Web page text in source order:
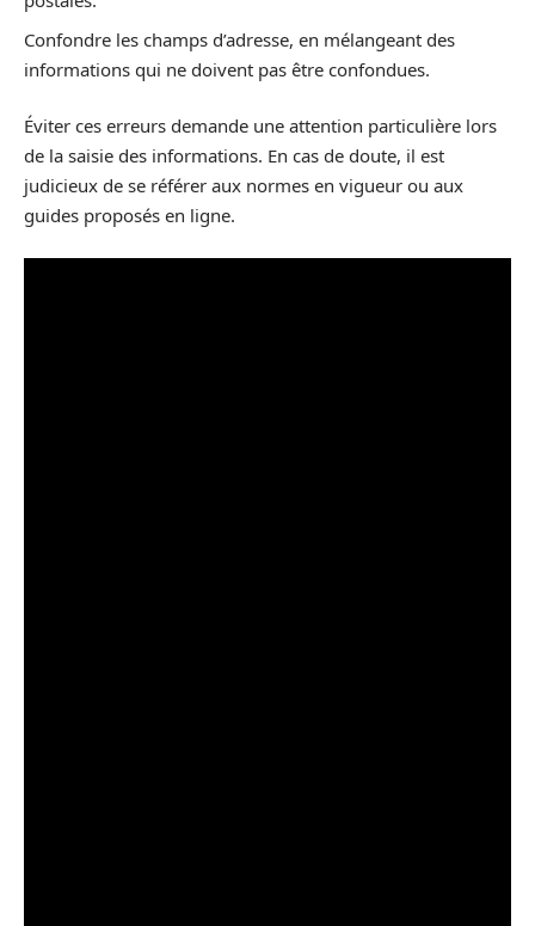
Confondre les champs d’adresse, en mélangeant des
informations qui ne doivent pas être confondues.
Éviter ces erreurs demande une attention particulière lors
de la saisie des informations. En cas de doute, il est
judicieux de se référer aux normes en vigueur ou aux
guides proposés en ligne.